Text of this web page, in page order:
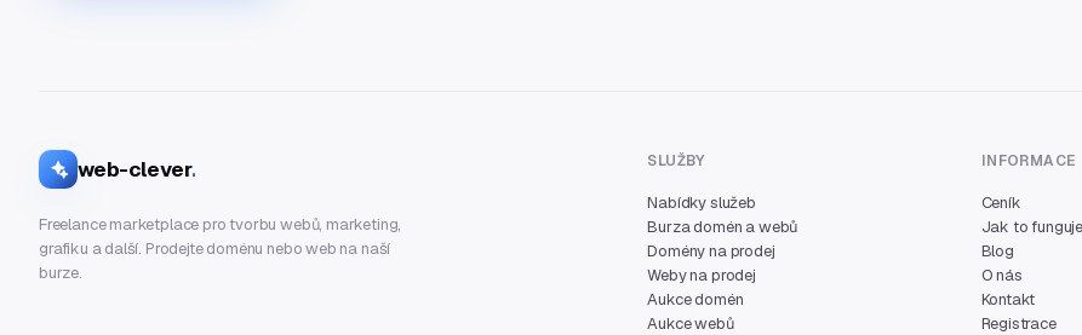
web-clever.
Freelance marketplace pro tvorbu webů, marketing,
grafiku a další. Prodejte doménu nebo web na naší
burze.
SLUŽBY
Nabídky služeb
Burza domén a webů
Domény na prodej
Weby na prodej
Aukce domén
Aukce webů
INFORMACE
Ceník
Jak to funguje
Blog
O nás
Kontakt
Registrace